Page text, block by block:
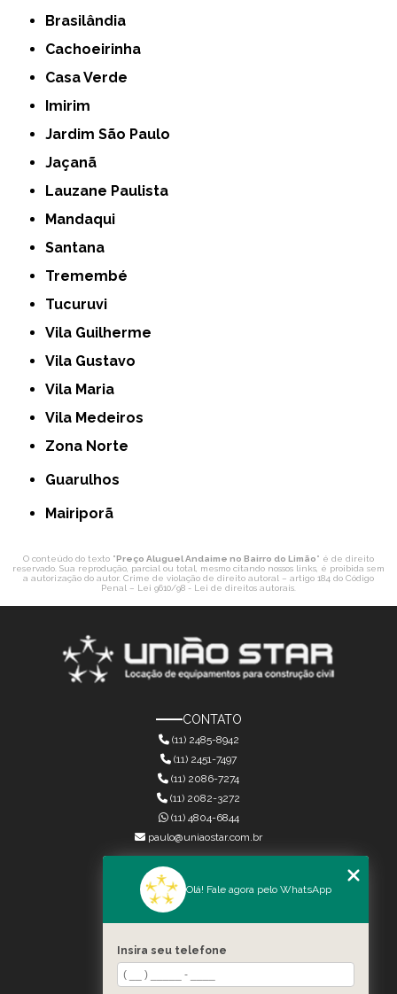
Brasilândia
Cachoeirinha
Casa Verde
Imirim
Jardim São Paulo
Jaçanã
Lauzane Paulista
Mandaqui
Santana
Tremembé
Tucuruvi
Vila Guilherme
Vila Gustavo
Vila Maria
Vila Medeiros
Zona Norte
Guarulhos
Mairiporã
O conteúdo do texto "Preço Aluguel Andaime no Bairro do Limão" é de direito
reservado. Sua reprodução, parcial ou total, mesmo citando nossos links, é proibida sem
a autorização do autor. Crime de violação de direito autoral – artigo 184 do Código
Penal – Lei 9610/98 - Lei de direitos autorais
CONTATO
(11) 2485-8942
(11) 2451-7497
(11) 2086-7274
(11) 4804-6844
(11) 2082-3272
paulo@uniaostar.com.br
MENU
QUEM SOMOS
SERVIÇOS
CONTATO
CATEGORIAS
Olá! Fale agora pelo WhatsApp
Insira seu telefone